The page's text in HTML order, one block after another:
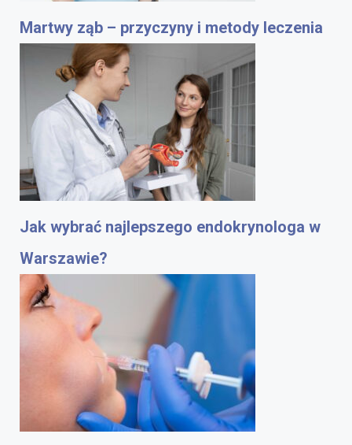
Martwy ząb – przyczyny i metody leczenia
Jak wybrać najlepszego endokrynologa w
Warszawie?